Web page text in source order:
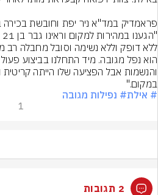
במקום."
# אילת# נפילות מגובה
1
2 תגובות